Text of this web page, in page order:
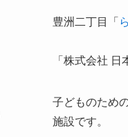
豊洲二丁目「
「株式会社 日
子どものため
施設です。